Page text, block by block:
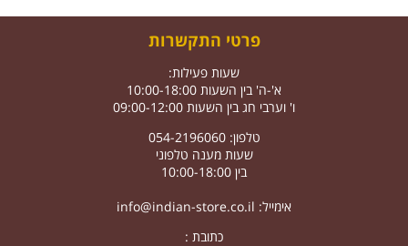
פרטי התקשרות
שעות פעילות:
א'-ה' בין השעות 10:00-18:00
ו' וערבי חג בין השעות 09:00-12:00
טלפון: 054-2196060
שעות מענה טלפוני
בין 10:00-18:00
אימייל: info@indian-store.co.il
כתובת :